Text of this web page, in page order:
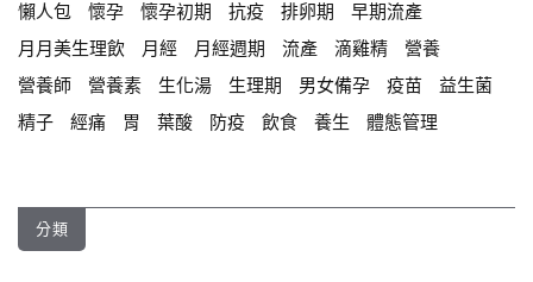
懶人包
懷孕 懷孕初期 抗疫 排卵期
早期流產
月月美生理飲
月經 月經週期 流產 滴雞精
營養
營養師
營養素 生化湯 生理期 男女備孕 疫苗
益生菌
精子
經痛 胃 葉酸 防疫 飲食 養生 體態管理
分類